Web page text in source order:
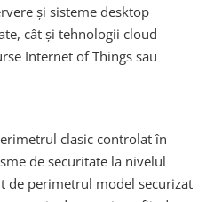
și sisteme desktop
cât și tehnologii cloud
Internet of Things sau
clasic controlat în
de securitate la nivelul
de perimetrul model securizat